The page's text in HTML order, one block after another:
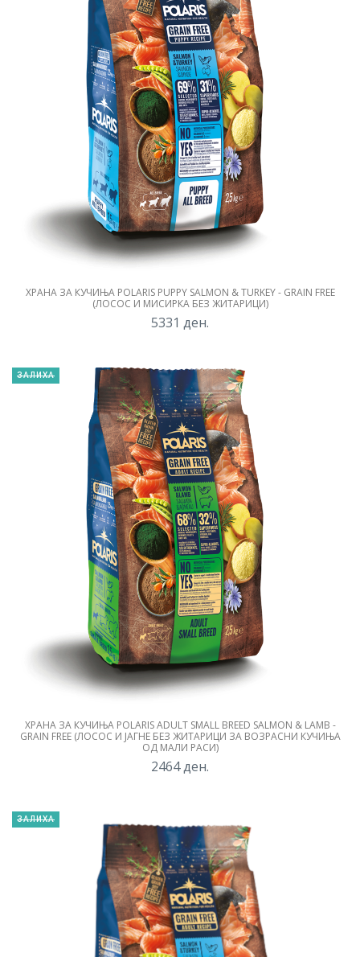
ХРАНА ЗА КУЧИЊА POLARIS PUPPY SALMON & TURKEY - GRAIN FREE
(ЛОСОС И МИСИРКА БЕЗ ЖИТАРИЦИ)
5331 ден.
ЗАЛИХА
ХРАНА ЗА КУЧИЊА POLARIS ADULT SMALL BREED SALMON & LAMB -
GRAIN FREE (ЛОСОС И ЈАГНЕ БЕЗ ЖИТАРИЦИ ЗА ВОЗРАСНИ КУЧИЊА
ОД МАЛИ РАСИ)
2464ден.
ЗАЛИХА